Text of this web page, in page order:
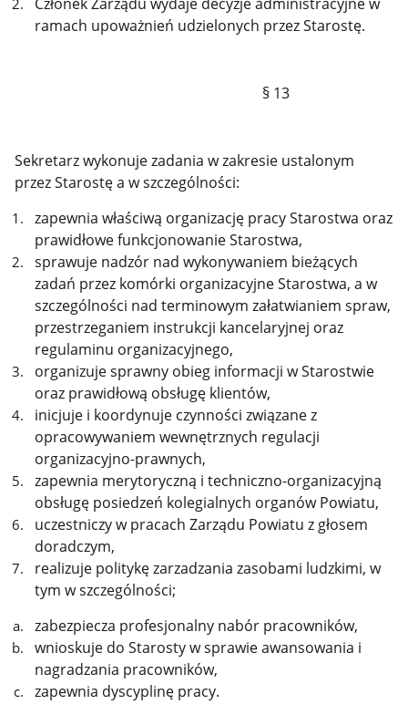
Członek Zarządu wydaje decyzje administracyjne w
ramach upoważnień udzielonych przez Starostę.
§ 13
Sekretarz wykonuje zadania w zakresie ustalonym
przez Starostę a w szczególności:
zapewnia właściwą organizację pracy Starostwa oraz
prawidłowe funkcjonowanie Starostwa,
sprawuje nadzór nad wykonywaniem bieżących
zadań przez komórki organizacyjne Starostwa, a w
szczególności nad terminowym załatwianiem spraw,
przestrzeganiem instrukcji kancelaryjnej oraz
regulaminu organizacyjnego,
organizuje sprawny obieg informacji w Starostwie
oraz prawidłową obsługę klientów,
inicjuje i koordynuje czynności związane z
opracowywaniem wewnętrznych regulacji
organizacyjno-prawnych,
zapewnia merytoryczną i techniczno-organizacyjną
obsługę posiedzeń kolegialnych organów Powiatu,
uczestniczy w pracach Zarządu Powiatu z głosem
doradczym,
realizuje politykę zarzadzania zasobami ludzkimi, w
tym w szczególności;
zabezpiecza profesjonalny nabór pracowników,
wnioskuje do Starosty w sprawie awansowania i
nagradzania pracowników,
zapewnia dyscyplinę pracy.